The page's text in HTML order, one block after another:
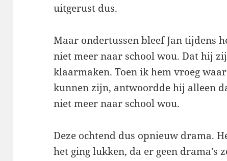
uitgerust dus.
Maar ondertussen bleef Jan tijdens
niet meer naar school wou. Dat hij
klaarmaken. Toen ik hem vroeg
kunnen zijn, antwoordde hij alleen
niet meer naar school wou.
Deze ochtend dus opnieuw drama.
het ging lukken, da er geen